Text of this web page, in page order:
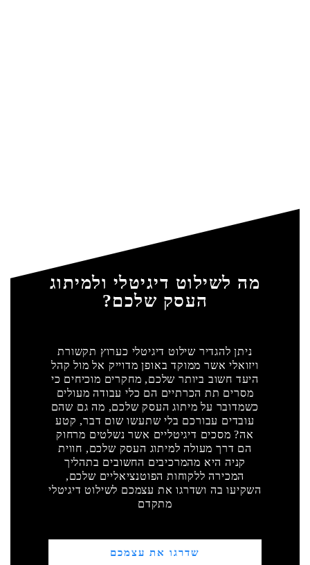
מה לשילוט דיגיטלי ולמיתוג
העסק שלכם?
ניתן להגדיר שילוט דיגיטלי כערוץ תקשורת
ויזואלי אשר ממוקד באופן מדוייק אל מול קהל
היעד חשוב ביותר שלכם, מחקרים מוכיחים כי
מסרים תת הכרתיים הם כלי עבודה מעולים
כשמדובר על מיתוג העסק שלכם, מה גם שהם
עובדים עבורכם בלי שתעשו שום דבר, קטע
אה? מסכים דיגיטליים אשר נשלטים מרחוק
הם דרך מעולה למיתוג העסק שלכם, חווית
קניה היא מהמרכיבים החשובים בתהליך
המכירה ללקוחות הפוטנציאליים שלכם,
השקיעו בה ושדרגו את עצמכם לשילוט דיגיטלי
מתקדם
שדרגו את עצמכם